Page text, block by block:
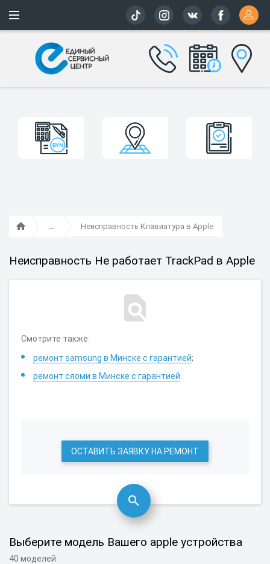
Более
Неисправность Клавиатура в Apple
Неисправность Не работает TrackPad в Apple
Смотрите также:
ремонт samsung в Минске с гарантией;
ремонт сяоми в Минске с гарантией
ОСТАВИТЬ ЗАЯВКУ НА РЕМОНТ
Выберите модель Вашего apple устройства
40 моделей